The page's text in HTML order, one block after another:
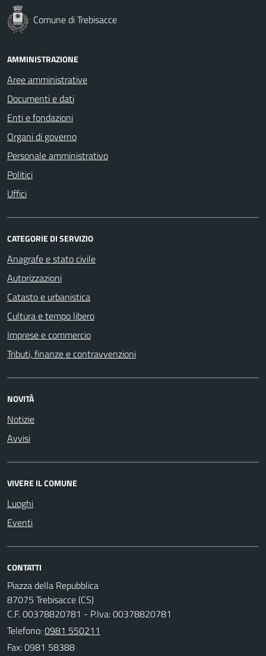
Comune di Trebisacce
AMMINISTRAZIONE
Aree amministrative
Documenti e dati
Enti e fondazioni
Organi di governo
Personale amministrativo
Politici
Uffici
CATEGORIE DI SERVIZIO
Anagrafe e stato civile
Autorizzazioni
Catasto e urbanistica
Cultura e tempo libero
Imprese e commercio
Tributi, finanze e contravvenzioni
NOVITÀ
Notizie
Avvisi
VIVERE IL COMUNE
Luoghi
Eventi
CONTATTI
Piazza della Repubblica
87075 Trebisacce (CS)
C.F. 00378820781 - P.Iva: 00378820781
Telefono:0981 550211
Fax: 0981 58388